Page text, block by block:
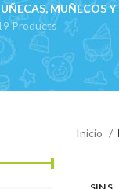
MUÑECOS Y
Products
Inicio